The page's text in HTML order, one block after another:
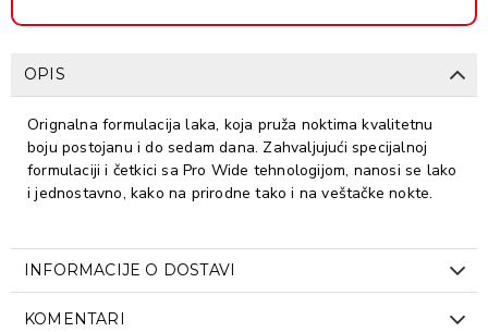
OPIS
Orignalna formulacija laka, koja pruža noktima kvalitetnu
boju postojanu i do sedam dana. Zahvaljujući specijalnoj
formulaciji i četkici sa Pro Wide tehnologijom, nanosi se lako
i jednostavno, kako na prirodne tako i na veštačke nokte.
INFORMACIJE O DOSTAVI
KOMENTARI